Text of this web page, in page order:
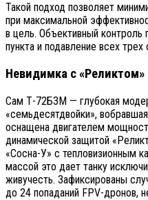
Такой подход позволяет
при максимальной
в цель. Объективный контроль
пункта и подавление всех трех
Невидимка с «Реликтом»
Сам Т-72Б3М — глубокая
«семьдесятдвойки»,
оснащена двигателем
динамической защитой
«Сосна-У» с тепловизионным
массой это дает танку
живучесть. Зафиксированы
до 24 попаданий FPV-дронов,